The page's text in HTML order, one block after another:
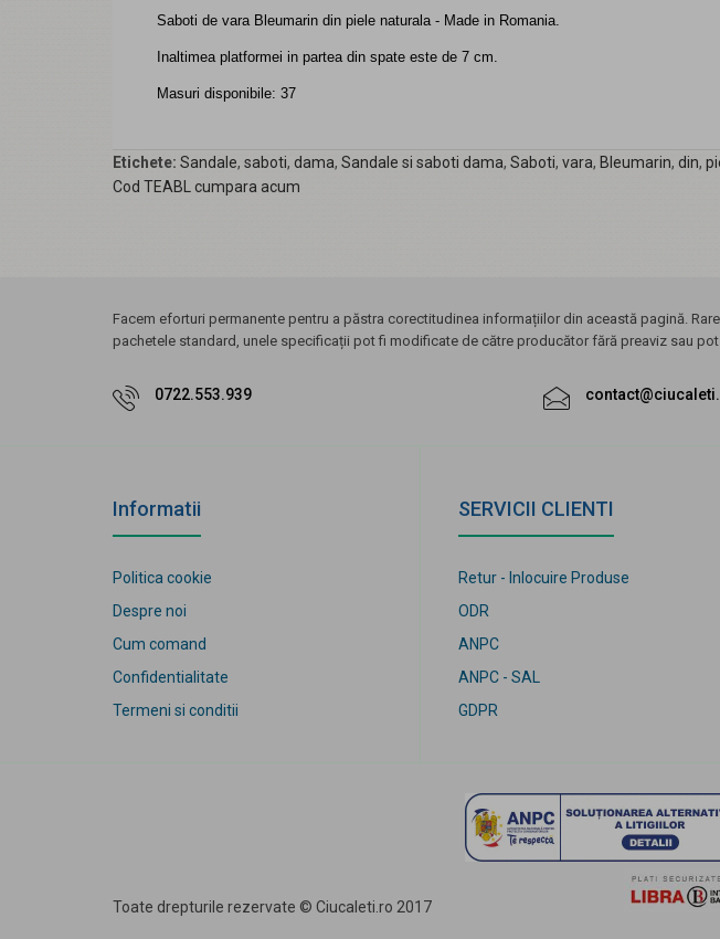
Saboti de vara Bleumarin din piele naturala - Made in Romania.
Inaltimea platformei in partea din spate este de 7 cm.
Masuri disponibile: 37
Etichete: Sandale, saboti, dama, Sandale si saboti dama, Saboti, vara, Bleumarin, din,
Cod TEABL cumpara acum
Facem eforturi permanente pentru a păstra corectitudinea informațiilor din această pagină.
pachetele standard, unele specificații pot fi modificate de către producător fără preaviz sau
0722.553.939
Informatii
Politica cookie
Despre noi
Cum comand
Confidentialitate
Termeni si conditii
SERVICII CLIENTI
Retur - Inlocuire Produse
ODR
ANPC
ANPC - SAL
GDPR
Toate drepturile rezervate © Ciucaleti.ro 2017